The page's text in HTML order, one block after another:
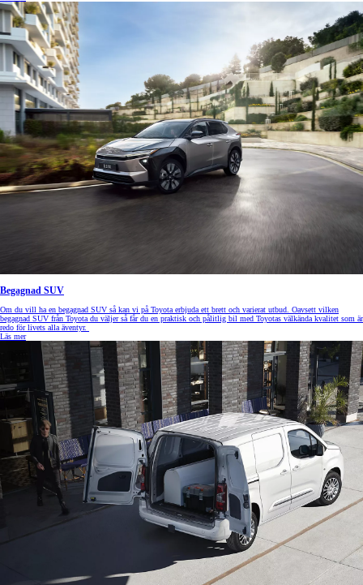
Begagnad SUV
Om du vill ha en begagnad SUV så kan vi på Toyota erbjuda ett brett och varierat utbud. Oavsett vilken
begagnad SUV från Toyota du väljer så får du en praktisk och pålitlig bil med Toyotas välkända kvalitet som är
redo för livets alla äventyr.
Läs mer